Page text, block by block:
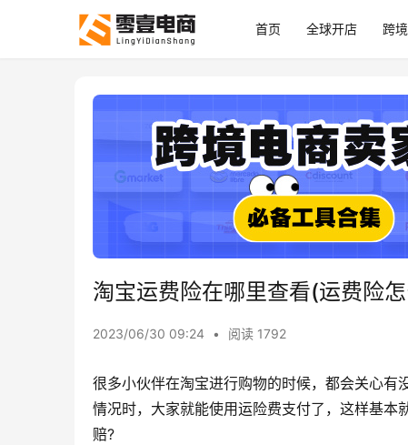
首页 全球开店 跨
淘宝运费险在哪里查看(运费险
2023/06/30 09:24 • 阅读 1792
很多小伙伴在淘宝进行购物的时候，都会关心有
情况时，大家就能使用运险费支付了，这样基本
赔?